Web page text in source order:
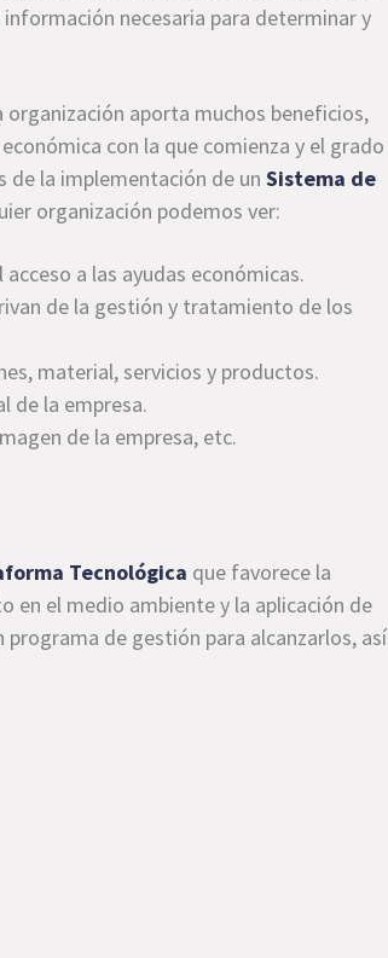
necesaria para determinar y
organización aporta muchos beneficios,
con la que comienza y el grado
de la implementación de unSistema de
organización podemos ver:
a las ayudas económicas.
de la gestión y tratamiento de los
material, servicios y productos.
de la empresa.
de la empresa, etc.
Tecnológica que favorece la
en el medio ambiente y la aplicación de
de gestión para alcanzarlos, así